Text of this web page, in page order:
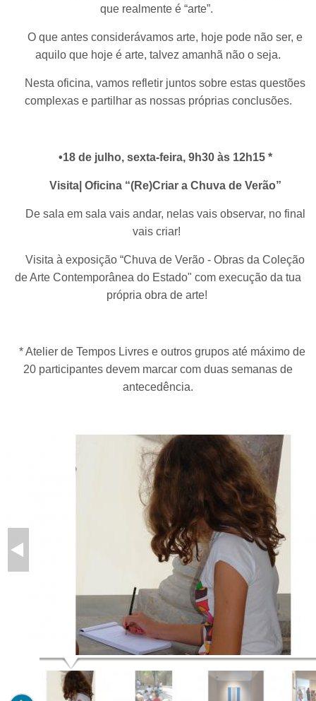
que realmente é “arte”.
O que antes considerávamos arte, hoje pode não ser, e
aquilo que hoje é arte, talvez amanhã não o seja.
Nesta oficina, vamos refletir juntos sobre estas questões
complexas e partilhar as nossas próprias conclusões.
•18 de julho, sexta-feira, 9h30 às 12h15 *
Visita| Oficina “(Re)Criar a Chuva de Verão”
De sala em sala vais andar, nelas vais observar, no final
vais criar!
Visita à exposição “Chuva de Verão - Obras da Coleção
de Arte Contemporânea do Estado" com execução da tua
própria obra de arte!
* Atelier de Tempos Livres e outros grupos até máximo de
20 participantes devem marcar com duas semanas de
antecedência.